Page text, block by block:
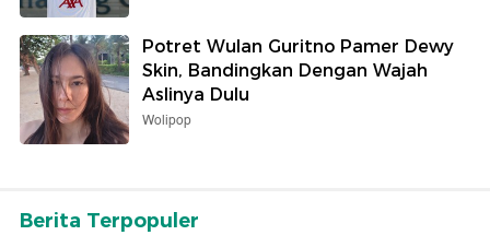
Potret Wulan Guritno Pamer Dewy
Skin, Bandingkan Dengan Wajah
Aslinya Dulu
Wolipop
Berita Terpopuler